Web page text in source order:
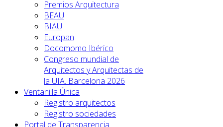
Premios Arquitectura
BEAU
BIAU
Europan
Docomomo Ibérico
Congreso mundial de
Arquitectos y Arquitectas de
la UIA. Barcelona 2026
Ventanilla Única
Registro arquitectos
Registro sociedades
Portal de Transparencia